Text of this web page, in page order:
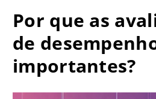
Por que as
de
importantes?